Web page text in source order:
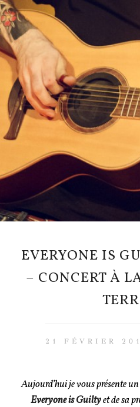
EVERYONE IS
– CONCERT À
21 FÉVRIER
Aujourd’hui je vous présente
Everyone is Guiltyet de sa